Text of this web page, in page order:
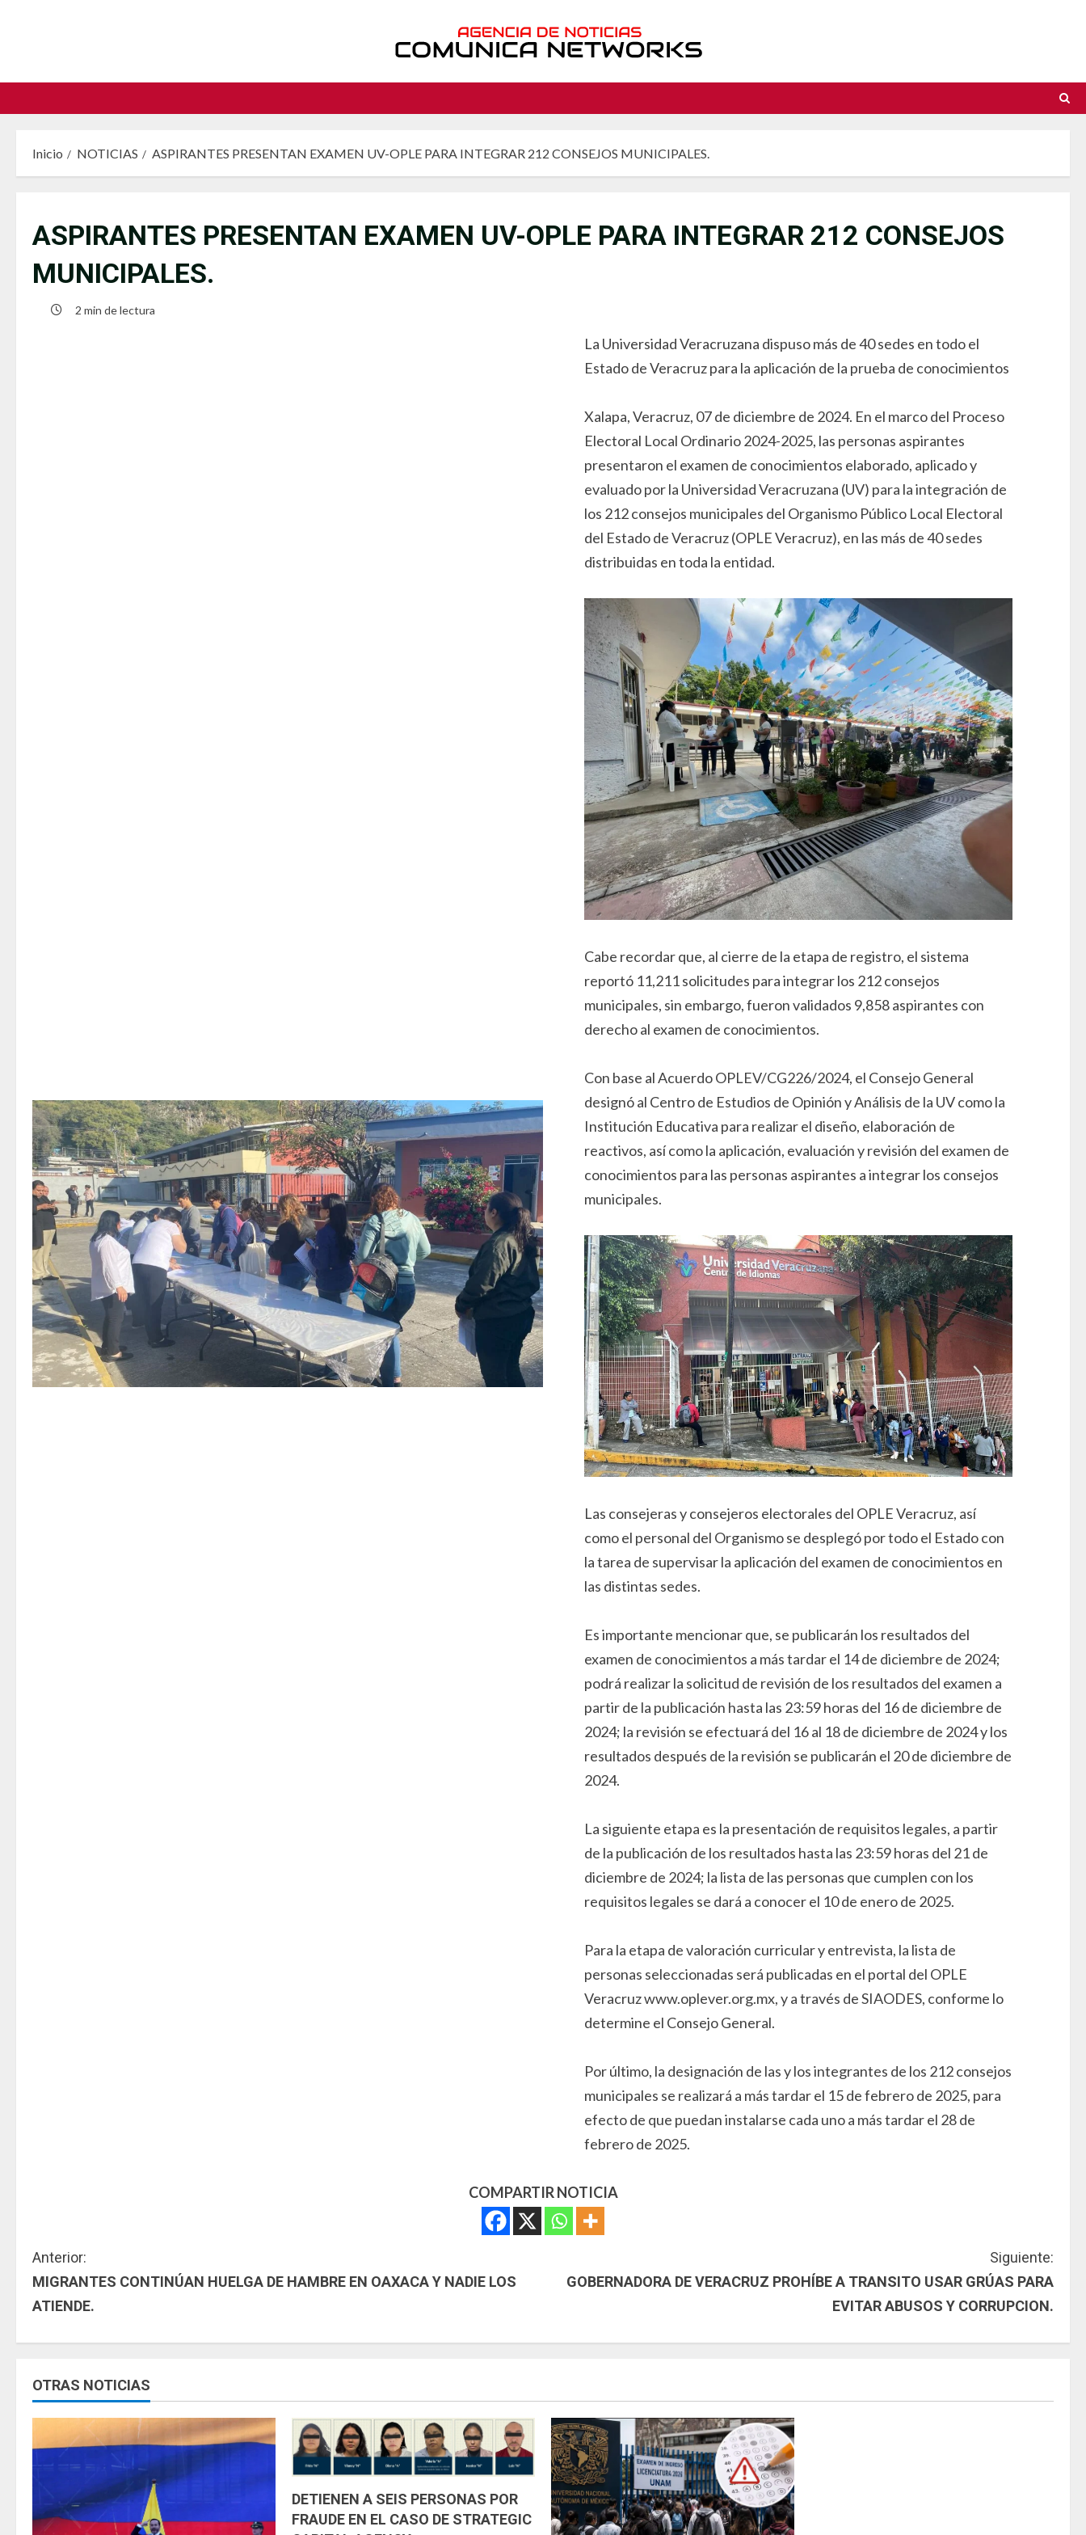
Inicio NOTICIAS ASPIRANTES PRESENTAN EXAMEN UV-OPLE PARA INTEGRAR 212 CONSEJOS MUNICIPALES.
ASPIRANTES PRESENTAN EXAMEN UV-OPLE PARA INTEGRAR 212 CONSEJOS
MUNICIPALES.
2 min de lectura
La Universidad Veracruzana dispuso más de 40 sedes en todo el
Estado de Veracruz para la aplicación de la prueba de conocimientos
Xalapa, Veracruz, 07 de diciembre de 2024. En el marco del Proceso
Electoral Local Ordinario 2024-2025, las personas aspirantes
presentaron el examen de conocimientos elaborado, aplicado y
evaluado por la Universidad Veracruzana (UV) para la integración de
los 212 consejos municipales del Organismo Público Local Electoral
del Estado de Veracruz (OPLE Veracruz), en las más de 40 sedes
distribuidas en toda la entidad.
Cabe recordar que, al cierre de la etapa de registro, el sistema
reportó 11,211 solicitudes para integrar los 212 consejos
municipales, sin embargo, fueron validados 9,858 aspirantes con
derecho al examen de conocimientos.
Con base al Acuerdo OPLEV/CG226/2024, el Consejo General
designó al Centro de Estudios de Opinión y Análisis de la UV como la
Institución Educativa para realizar el diseño, elaboración de
reactivos, así como la aplicación, evaluación y revisión del examen de
conocimientos para las personas aspirantes a integrar los consejos
municipales.
Las consejeras y consejeros electorales del OPLE Veracruz, así
como el personal del Organismo se desplegó por todo el Estado con
la tarea de supervisar la aplicación del examen de conocimientos en
las distintas sedes.
Es importante mencionar que, se publicarán los resultados del
examen de conocimientos a más tardar el 14 de diciembre de 2024;
podrá realizar la solicitud de revisión de los resultados del examen a
partir de la publicación hasta las 23:59 horas del 16 de diciembre de
2024; la revisión se efectuará del 16 al 18 de diciembre de 2024 y los
resultados después de la revisión se publicarán el 20 de diciembre de
2024.
La siguiente etapa es la presentación de requisitos legales, a partir
de la publicación de los resultados hasta las 23:59 horas del 21 de
diciembre de 2024; la lista de las personas que cumplen con los
requisitos legales se dará a conocer el 10 de enero de 2025.
Para la etapa de valoración curricular y entrevista, la lista de
personas seleccionadas será publicadas en el portal del OPLE
Veracruz www.oplever.org.mx, y a través de SIAODES, conforme lo
determine el Consejo General.
Por último, la designación de las y los integrantes de los 212 consejos
municipales se realizará a más tardar el 15 de febrero de 2025, para
efecto de que puedan instalarse cada uno a más tardar el 28 de
febrero de 2025.
COMPARTIR NOTICIA
S
i
e
e
Anterior:
MIGRANTES CONTINÚAN HUELGA DE HAMBRE EN OAXACA Y NADIE LOS
ATIENDE.
Siguiente:
GOBERNADORA DE VERACRUZ PROHÍBE A TRANSITO USAR GRÚAS PARA
EVITAR ABUSOS Y CORRUPCION.
OTRAS NOTICIAS
DETIENEN A SEIS PERSONAS POR
FRAUDE EN EL CASO DE STRATEGIC